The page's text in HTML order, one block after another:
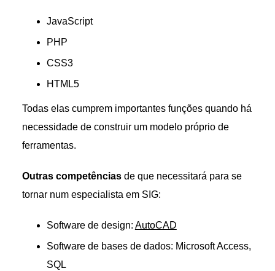
JavaScript
PHP
CSS3
HTML5
Todas elas cumprem importantes funções quando há
necessidade de construir um modelo próprio de
ferramentas.
Outras competênciasde que necessitará para se
tornar num especialista em SIG:
Software de design: AutoCAD
Software de bases de dados: Microsoft Access,
SQL